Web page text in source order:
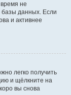
не
данных. Если
и активнее
легко получить
и щёлкните на
вы снова